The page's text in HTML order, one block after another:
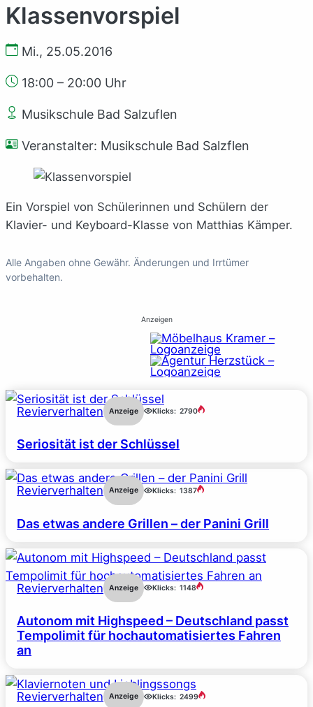
Klassenvorspiel
Mi., 25.05.2016
18:00 – 20:00 Uhr
Musikschule Bad Salzuflen
Veranstalter: Musikschule Bad Salzflen
Ein Vorspiel von Schülerinnen und Schülern der
Klavier- und Keyboard-Klasse von Matthias Kämper.
Alle Angaben ohne Gewähr. Änderungen und Irrtümer
vorbehalten.
Anzeigen
Revierverhalten Anzeige Klicks: 2790
Seriosität ist der Schlüssel
Revierverhalten Anzeige Klicks: 1387
Das etwas andere Grillen – der Panini Grill
Revierverhalten Anzeige Klicks: 1148
Autonom mit Highspeed – Deutschland passt
Tempolimit für hochautomatisiertes Fahren
an
Revierverhalten Anzeige Klicks: 2499